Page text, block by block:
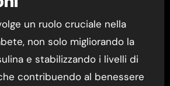
un ruolo cruciale nella
non solo migliorando la
e stabilizzando i livelli di
contribuendo al benessere